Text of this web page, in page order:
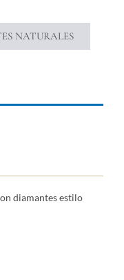
NATURALES
diamantes estilo